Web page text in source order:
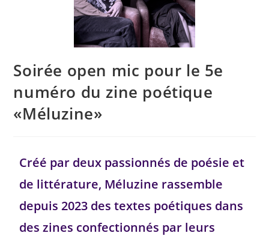
Soirée open mic pour le 5e
numéro du zine poétique
«Méluzine»
Créé par deux passionnés de poésie et
de littérature, Méluzine rassemble
depuis 2023 des textes poétiques dans
des zines confectionnés par leurs